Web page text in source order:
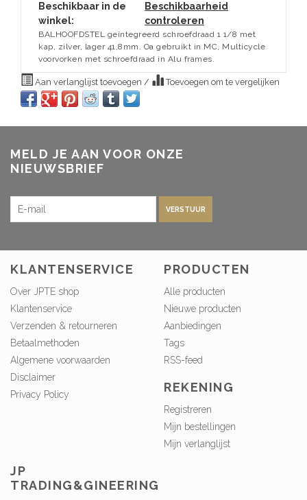
Beschikbaar in de
winkel:
Beschikbaarheid
controleren
BALHOOFDSTEL geïntegreerd schroefdraad 1 1/8 met
kap, zilver, lager 41,8mm. Oa gebruikt in MC, Multicycle
voorvorken met schroefdraad in Alu frames.
Aan verlanglijst toevoegen / Toevoegen om te vergelijken
MELD JE AAN VOOR ONZE
NIEUWSBRIEF
VERSTUUR
KLANTENSERVICE
Over JPTE shop
Klantenservice
Verzenden & retourneren
Betaalmethoden
Algemene voorwaarden
Disclaimer
Privacy Policy
PRODUCTEN
Alle producten
Nieuwe producten
Aanbiedingen
Tags
RSS-feed
REKENING
Registreren
Mijn bestellingen
Mijn verlanglijst
JP
TRADING&GINEERING